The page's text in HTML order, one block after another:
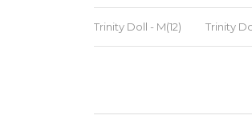
Trinity Doll - M(12) Trinity